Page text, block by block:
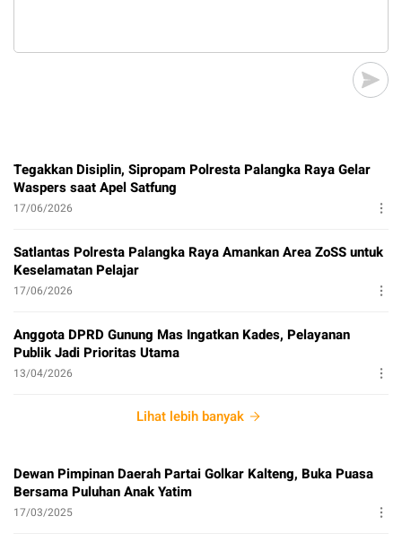
Tegakkan Disiplin, Sipropam Polresta Palangka Raya Gelar
Waspers saat Apel Satfung
17/06/2026
Satlantas Polresta Palangka Raya Amankan Area ZoSS untuk
Keselamatan Pelajar
17/06/2026
Anggota DPRD Gunung Mas Ingatkan Kades, Pelayanan
Publik Jadi Prioritas Utama
13/04/2026
Lihat lebih banyak
Dewan Pimpinan Daerah Partai Golkar Kalteng, Buka Puasa
Bersama Puluhan Anak Yatim
17/03/2025